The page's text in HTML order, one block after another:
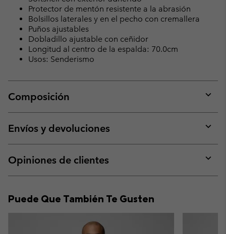
Protector de mentón resistente a la abrasión
Bolsillos laterales y en el pecho con cremallera
Puños ajustables
Dobladillo ajustable con ceñidor
Longitud al centro de la espalda: 70.0cm
Usos: Senderismo
Composición
or
Envíos y devoluciones
or
Opiniones de clientes
or
Puede Que También Te Gusten